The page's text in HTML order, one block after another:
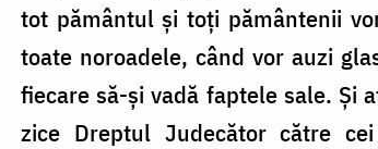
tot pământul și toți pământenii
toate noroadele, când vor auzi
fiecare să-și vadă faptele sale. Și
zice Dreptul Judecător către